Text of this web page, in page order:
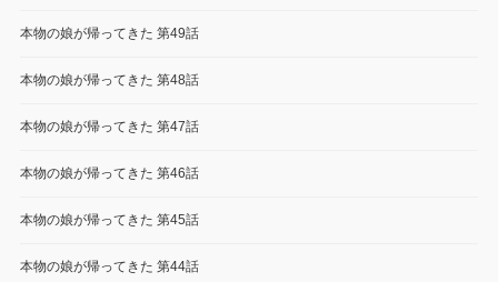
本物の娘が帰ってきた 第49話
本物の娘が帰ってきた 第48話
本物の娘が帰ってきた 第47話
本物の娘が帰ってきた 第46話
本物の娘が帰ってきた 第45話
本物の娘が帰ってきた 第44話